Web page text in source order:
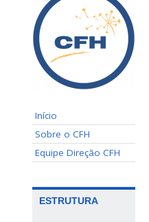
Início
Sobre o CFH
Equipe Direção CFH
ESTRUTURA